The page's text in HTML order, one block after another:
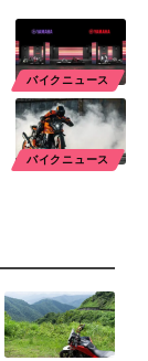
バイクニュース
バイクニュース